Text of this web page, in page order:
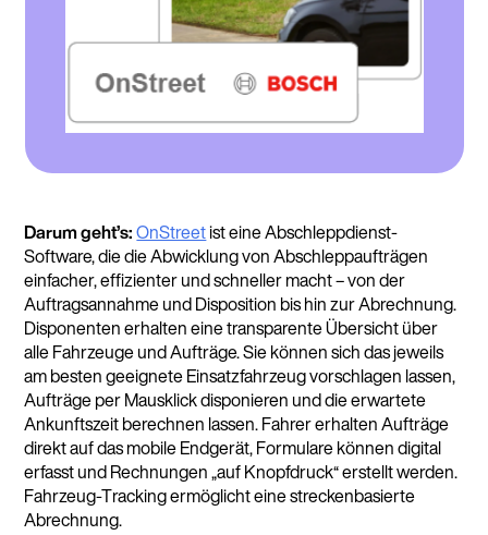
Darum geht’s:OnStreetist eine Abschleppdienst-
Software, die die Abwicklung von Abschleppaufträgen
einfacher, effizienter und schneller macht – von der
Auftragsannahme und Disposition bis hin zur Abrechnung.
Disponenten erhalten eine transparente Übersicht über
alle Fahrzeuge und Aufträge. Sie können sich das jeweils
am besten geeignete Einsatzfahrzeug vorschlagen lassen,
Aufträge per Mausklick disponieren und die erwartete
Ankunftszeit berechnen lassen. Fahrer erhalten Aufträge
direkt auf das mobile Endgerät, Formulare können digital
erfasst und Rechnungen „auf Knopfdruck“ erstellt werden.
Fahrzeug-Tracking ermöglicht eine streckenbasierte
Abrechnung.